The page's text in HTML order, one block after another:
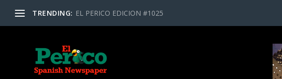
TRENDING: EL PERICO EDICION #1025